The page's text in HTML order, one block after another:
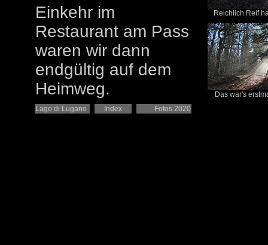
Einkehr im
Restaurant am Pass
waren wir dann
endgültig auf dem
Heimweg.
Reichlich Reif
Das war's
Lago di Lugano
Index Fotos 2020